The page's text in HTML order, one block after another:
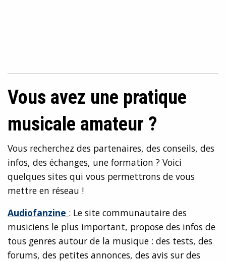
Vous avez une pratique
musicale amateur ?
Vous recherchez des partenaires, des conseils, des
infos, des échanges, une formation ? Voici
quelques sites qui vous permettrons de vous
mettre en réseau !
Audiofanzine : Le site communautaire des
musiciens le plus important, propose des infos de
tous genres autour de la musique : des tests, des
forums, des petites annonces, des avis sur des